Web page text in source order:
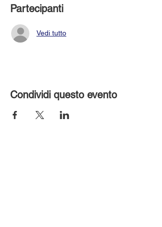
Partecipanti
Vedi tutto
Condividi questo evento